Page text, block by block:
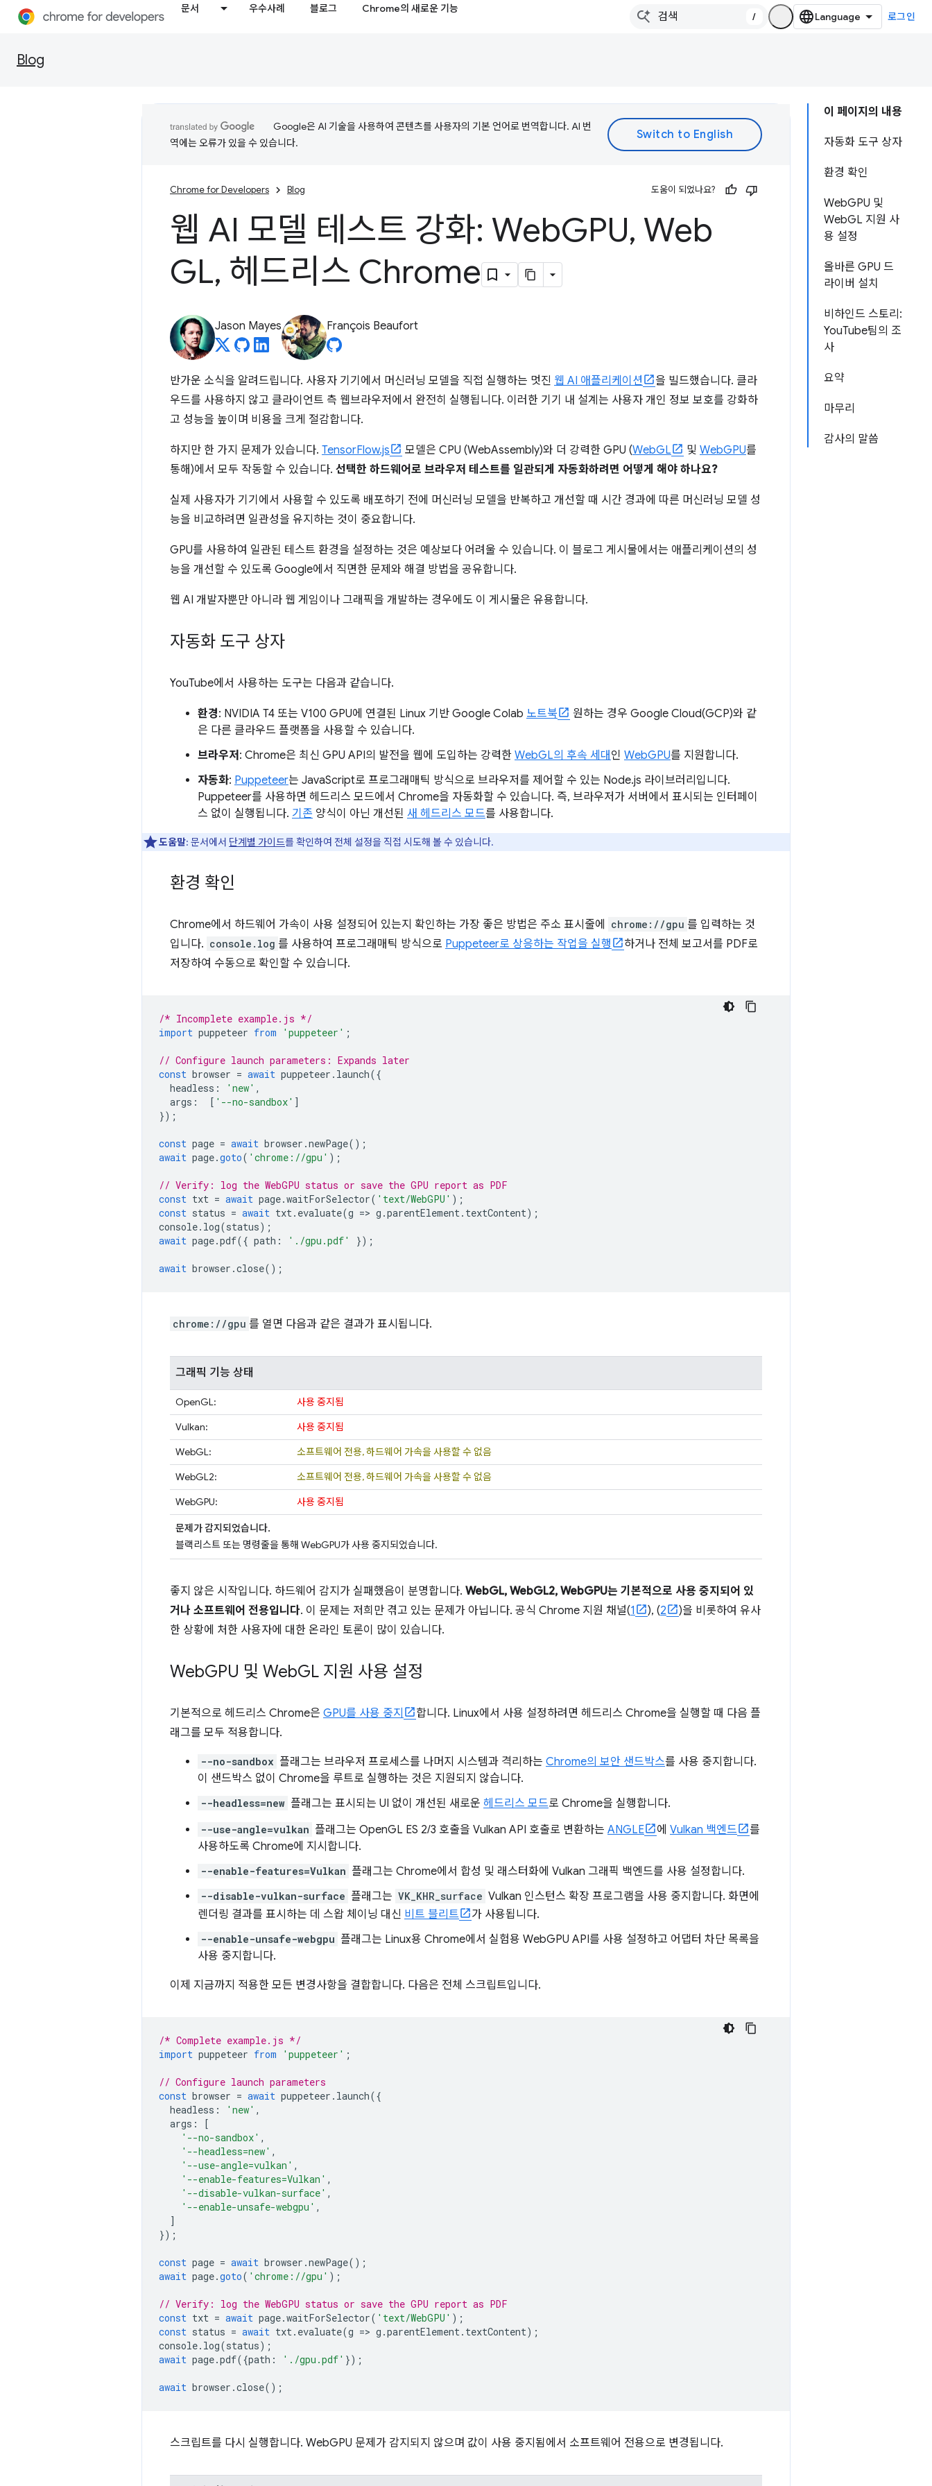
문서 우수사례 블로그 Chrome의 새로운 기능
/ 로그인
Blog
이 페이지의 내용
자동화 도구 상자
환경 확인
WebGPU 및
WebGL 지원 사
용 설정
올바른 GPU 드
라이버 설치
비하인드 스토리:
YouTube팀의 조
사
요약
마무리
감사의 말씀
Google은 AI 기술을 사용하여 콘텐츠를 사용자의 기본 언어로 번역합니다. AI 번
역에는 오류가 있을 수 있습니다.
Chrome for Developers Blog 도움이 되었나요?
웹 AI 모델 테스트 강화: WebGPU, Web
GL, 헤드리스 Chrome
Jason Mayes François Beaufort
반가운 소식을 알려드립니다. 사용자 기기에서 머신러닝 모델을 직접 실행하는 멋진 웹 AI 애플리케이션
을 빌드했습니다. 클라
우드를 사용하지 않고 클라이언트 측 웹브라우저에서 완전히 실행됩니다. 이러한 기기 내 설계는 사용자 개인 정보 보호를 강화하
고 성능을 높이며 비용을 크게 절감합니다.
하지만 한 가지 문제가 있습니다. TensorFlow.js 모델은 CPU (WebAssembly)와 더 강력한 GPU (WebGL 및 WebGPU를
통해)에서 모두 작동할 수 있습니다. 선택한 하드웨어로 브라우저 테스트를 일관되게 자동화하려면 어떻게 해야 하나요?
실제 사용자가 기기에서 사용할 수 있도록 배포하기 전에 머신러닝 모델을 반복하고 개선할 때 시간 경과에 따른 머신러닝 모델 성
능을 비교하려면 일관성을 유지하는 것이 중요합니다.
GPU를 사용하여 일관된 테스트 환경을 설정하는 것은 예상보다 어려울 수 있습니다. 이 블로그 게시물에서는 애플리케이션의 성
능을 개선할 수 있도록 Google에서 직면한 문제와 해결 방법을 공유합니다.
웹 AI 개발자뿐만 아니라 웹 게임이나 그래픽을 개발하는 경우에도 이 게시물은 유용합니다.
자동화 도구 상자
YouTube에서 사용하는 도구는 다음과 같습니다.
환경: NVIDIA T4 또는 V100 GPU에 연결된 Linux 기반 Google Colab 노트북
원하는 경우 Google Cloud(GCP)와 같
은 다른 클라우드 플랫폼을 사용할 수 있습니다.
브라우저 : Chrome은 최신 GPU API의 발전을 웹에 도입하는 강력한 WebGL의 후속 세대 인 WebGPU를 지원합니다.
자동화: Puppeteer는 JavaScript로 프로그래매틱 방식으로 브라우저를 제어할 수 있는 Node.js 라이브러리입니다.
Puppeteer를 사용하면 헤드리스 모드에서 Chrome을 자동화할 수 있습니다. 즉, 브라우저가 서버에서 표시되는 인터페이
스 없이 실행됩니다. 기존 양식이 아닌 개선된 새 헤드리스 모드를 사용합니다.
도움말: 문서에서 단계별 가이드를 확인하여 전체 설정을 직접 시도해 볼 수 있습니다.
환경 확인
Chrome에서 하드웨어 가속이 사용 설정되어 있는지 확인하는 가장 좋은 방법은 주소 표시줄에 chrome://gpu 를 입력하는 것
입니다. console.log 를 사용하여 프로그래매틱 방식으로 Puppeteer로 상응하는 작업을 실행
하거나 전체 보고서를 PDF로
저장하여 수동으로 확인할 수 있습니다.
/* Incomplete example.js */
import puppeteer from 'puppeteer' ;
// Configure launch parameters: Expands later
const browser = await puppeteer . launch({
headless : 'new' ,
args : [ '--no-sandbox' ]
});
const page = await browser .newPage();
await page.goto( 'chrome://gpu' );
// Verify: log the WebGPU status or save the GPU report as PDF
const txt = await page.waitForSelector( 'text/WebGPU' );
const status = await txt. evaluate(g => g .parentElement. textContent);
console. log(status);
await page.pdf({ path : './gpu.pdf' });
await browser .close();
chrome://gpu 를 열면 다음과 같은 결과가 표시됩니다.
그래픽 기능 상태
OpenGL:
사용 중지됨
Vulkan:
사용 중지됨
WebGL:
소프트웨어 전용, 하드웨어 가속을 사용할 수 없음
WebGL2:
소프트웨어 전용, 하드웨어 가속을 사용할 수 없음
WebGPU:
사용 중지됨
문제가 감지되었습니다.
블랙리스트 또는 명령줄을 통해 WebGPU가 사용 중지되었습니다.
좋지 않은 시작입니다. 하드웨어 감지가 실패했음이 분명합니다. WebGL, WebGL2, WebGPU는 기본적으로 사용 중지되어 있
거나 소프트웨어 전용입니다. 이 문제는 저희만 겪고 있는 문제가 아닙니다. 공식 Chrome 지원 채널(1 ), (2
)을 비롯하여 유사
한 상황에 처한 사용자에 대한 온라인 토론이 많이 있습니다.
WebGPU 및 WebGL 지원 사용 설정
기본적으로 헤드리스 Chrome은 GPU를 사용 중지
합니다. Linux에서 사용 설정하려면 헤드리스 Chrome을 실행할 때 다음 플
래그를 모두 적용합니다.
--no-sandbox 플래그는 브라우저 프로세스를 나머지 시스템과 격리하는 Chrome의 보안 샌드박스를 사용 중지합니다.
이 샌드박스 없이 Chrome을 루트로 실행하는 것은 지원되지 않습니다.
--headless=new 플래그는 표시되는 UI 없이 개선된 새로운 헤드리스 모드로 Chrome을 실행합니다.
--use-angle=vulkan 플래그는 OpenGL ES 2/3 호출을 Vulkan API 호출로 변환하는 ANGLE 에 Vulkan 백엔드
를
사용하도록 Chrome에 지시합니다.
--enable-features=Vulkan 플래그는 Chrome에서 합성 및 래스터화에 Vulkan 그래픽 백엔드를 사용 설정합니다.
--disable-vulkan-surface 플래그는 VK_KHR_surface Vulkan 인스턴스 확장 프로그램을 사용 중지합니다. 화면에
렌더링 결과를 표시하는 데 스왑 체이닝 대신 비트 블리트 가 사용됩니다.
--enable-unsafe-webgpu 플래그는 Linux용 Chrome에서 실험용 WebGPU API를 사용 설정하고 어댑터 차단 목록을
사용 중지합니다.
이제 지금까지 적용한 모든 변경사항을 결합합니다. 다음은 전체 스크립트입니다.
/* Complete example.js */
import puppeteer from 'puppeteer' ;
// Configure launch parameters
const browser = await puppeteer . launch({
headless : 'new' ,
args :
[
'--no-sandbox' ,
'--headless=new' ,
'--use-angle=vulkan' ,
'--enable-features=Vulkan' ,
'--disable-vulkan-surface' ,
'--enable-unsafe-webgpu' ,
]
});
const page = await browser .newPage();
await page.goto( 'chrome://gpu' );
// Verify: log the WebGPU status or save the GPU report as PDF
const txt = await page.waitForSelector( 'text/WebGPU' );
const status = await txt. evaluate(g => g .parentElement. textContent);
console. log(status);
await page.pdf({path : './gpu.pdf' });
await browser .close();
스크립트를 다시 실행합니다. WebGPU 문제가 감지되지 않으며 값이 사용 중지됨에서 소프트웨어 전용으로 변경됩니다.